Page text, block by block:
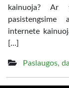
kainuoja? Ar
pasistengsime
internete
[…]
Paslaugos,